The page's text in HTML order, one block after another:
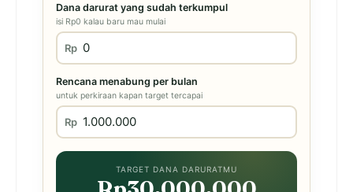
Dana darurat yang sudah terkumpul
isi Rp0 kalau baru mau mulai
Rp
Rencana menabung per bulan
untuk perkiraan kapan target tercapai
Rp
TARGET DANA DARURATMU